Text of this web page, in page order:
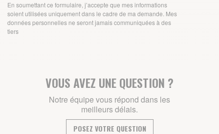
En soumettant ce formulaire, j’accepte que mes informations
soient utilisées uniquement dans le cadre de ma demande. Mes
données personnelles ne seront jamais communiquées à des
tiers
VOUS AVEZ UNE QUESTION ?
Notre équipe vous répond dans les
meilleurs délais.
POSEZ VOTRE QUESTION